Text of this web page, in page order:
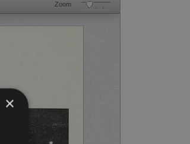
Zoom
×